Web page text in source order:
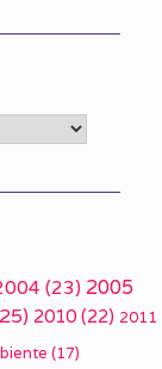
(23) 2005
2010 (22) 2011
(17)